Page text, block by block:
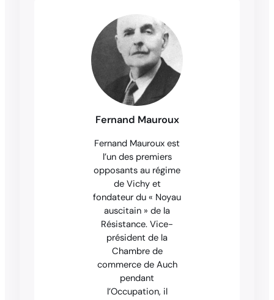
Fernand Mauroux
Fernand Mauroux est
l’un des premiers
opposants au régime
de Vichy et
fondateur du « Noyau
auscitain » de la
Résistance. Vice-
président de la
Chambre de
commerce de Auch
pendant
l’Occupation, il